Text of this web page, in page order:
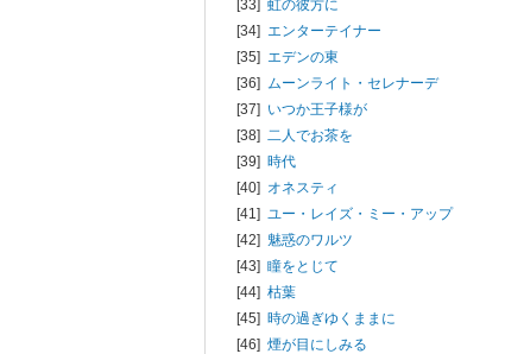
[33] 虹の彼方に
[34] エンターテイナー
[35] エデンの東
[36] ムーンライト・セレナーデ
[37] いつか王子様が
[38] 二人でお茶を
[39] 時代
[40] オネスティ
[41] ユー・レイズ・ミー・アップ
[42] 魅惑のワルツ
[43] 瞳をとじて
[44] 枯葉
[45] 時の過ぎゆくままに
[46] 煙が目にしみる